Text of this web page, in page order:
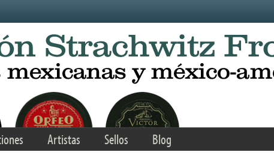
Artistas Sellos Blog